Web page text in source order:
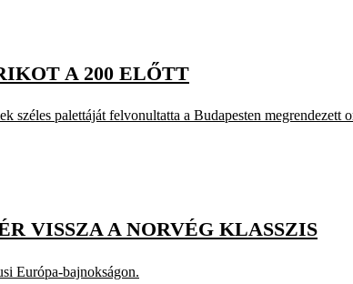
A 200 ELŐTT
széles palettáját felvonultatta a Budapesten megrendezett
VISSZA A NORVÉG KLASSZIS
Európa-bajnokságon.